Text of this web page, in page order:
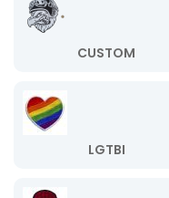
CUSTOM
LGTBI